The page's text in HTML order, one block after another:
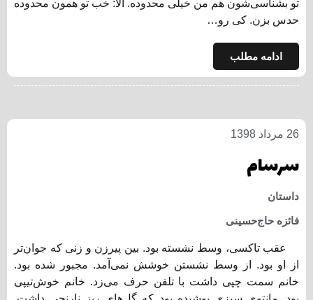
تو بشناسی‌شون هم من خیلی محدوده. الا: خب تو همون محدوده
حدس بزن. کی رو…
ادامه مطلب
26 مرداد 1398
سرسام
داستان
فائزه حاج‌حسینی
عقب تاکسی، وسط نشسته بود. بین پیرزن و زنی که جوان‌­تر
از او بود. از وسط نشستن خوشش نمی‌­آمد. مجبور شده بود.
خانم سمت چپی داشت با تلفن حرف می‌­زد. خانم خوش‌تیپی